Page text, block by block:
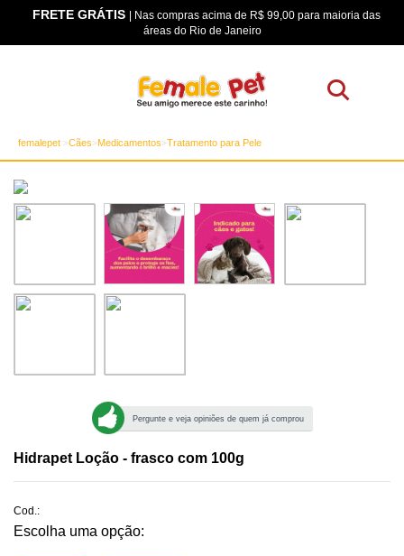
FRETE GRÁTIS | Nas compras acima de R$ 99,00 para maioria das
áreas do Rio de Janeiro
femalepet Cães Medicamentos Tratamento para Pele
Pergunte e veja opiniões de quem já comprou
Hidrapet Loção - frasco com 100g
Cod.: